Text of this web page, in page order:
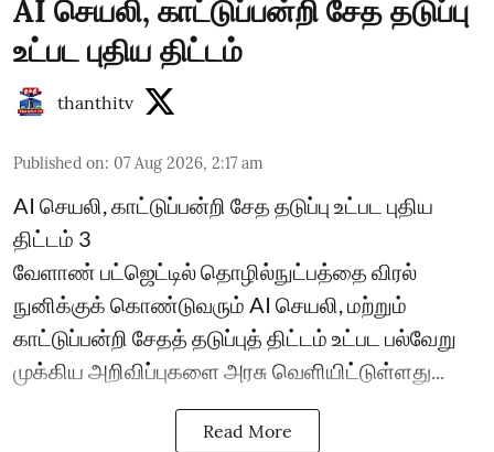
AI செயலி, காட்டுப்பன்றி சேத தடுப்பு
உட்பட புதிய திட்டம்
thanthitv
Published on: 07 Aug 2026, 2:17 am
AI செயலி, காட்டுப்பன்றி சேத தடுப்பு உட்பட புதிய
திட்டம் 3
வேளாண் பட்ஜெட்டில் தொழில்நுட்பத்தை விரல்
நுனிக்குக் கொண்டுவரும் AI செயலி, மற்றும்
காட்டுப்பன்றி சேதத் தடுப்புத் திட்டம் உட்பட பல்வேறு
முக்கிய அறிவிப்புகளை அரசு வெளியிட்டுள்ளது...
Read More